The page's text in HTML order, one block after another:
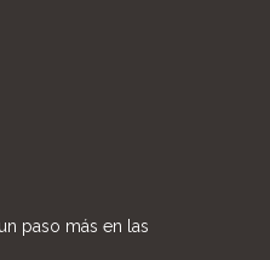
paso más en las